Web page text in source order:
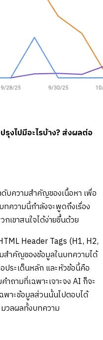
รุงไปมีอะไรบ้าง? ส่งผลต่อ
บความสำคัญของเนื้อหา เพื่อ
ทความนี้กำลังจะพูดถึงเรื่อง
เขาสนใจได้ง่ายขึ้นด้วย
Header Tags (H1, H2,
สำคัญของข้อมูลในบทความได้
ประเด็นหลัก และหัวข้อนี้คือ
ำถามที่เฉพาะเจาะจง AI ก็จะ
พาะข้อมูลส่วนนั้นไปตอบได้
มวลผลทั้งบทความ